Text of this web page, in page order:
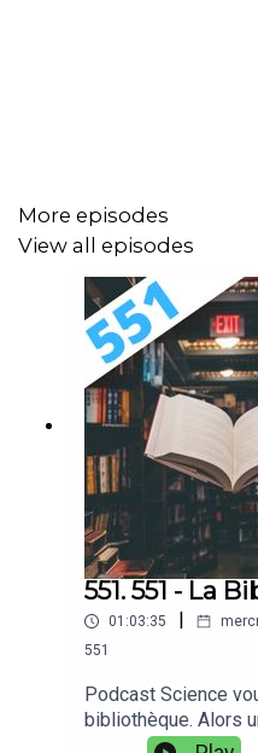
More episodes
View all episodes
551. 551 - La
01:03:35 |
551
Podcast Science
bibliothèque. Alors
c'est un lieu où on